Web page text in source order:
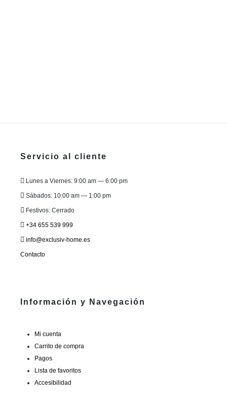
Servicio al cliente
Lunes a Viernes: 9:00 am — 6:00 pm
Sábados: 10:00 am — 1:00 pm
Festivos: Cerrado
+34 655 539 999
info@exclusiv-home.es
Contacto
Información y Navegación
Mi cuenta
Carrito de compra
Pagos
Lista de favoritos
Accesibilidad